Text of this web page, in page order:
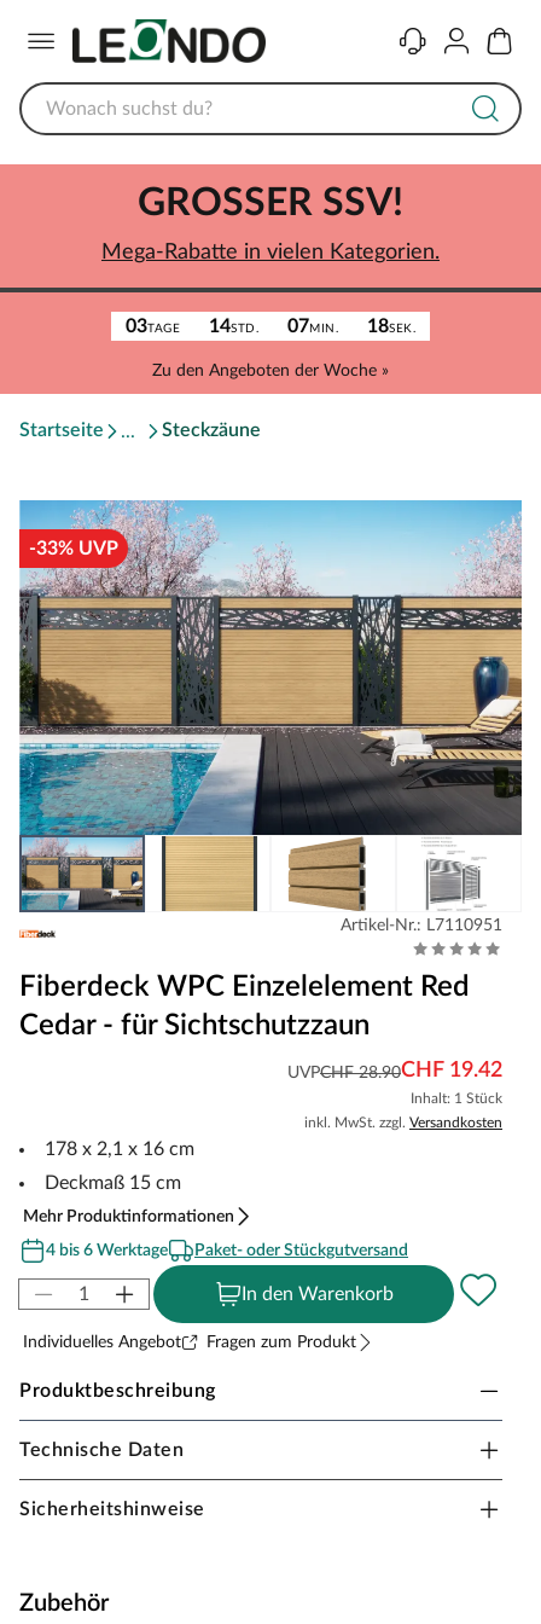
KontaktKonto
03TAGE 14STD. 07MIN. 18SEK.
Zu den Angeboten der Woche »
GROSSER SSV!
Mega-Rabatte in vielen Kategorien.
Startseite Steckzäune
-33% UVP
Artikel-Nr.: L7110951
Fiberdeck WPC Einzelelement Red
Cedar - für Sichtschutzzaun
UVPCHF 28.90CHF 19.42
Inhalt: 1 Stück
inkl. MwSt. zzgl. Versandkosten
178 x 2,1 x 16 cm
Deckmaß 15 cm
Mehr Produktinformationen
4 bis 6 Werktage
Paket- oder Stückgutversand
In den Warenkorb
Individuelles Angebot Fragen zum Produkt
Produktbeschreibung
Fiberdeck WPC Einzelelement Red Cedar - für
Sichtschutzzaun
Rhombusprofilen
Technische Daten
Sicherheitshinweise
Zubehör